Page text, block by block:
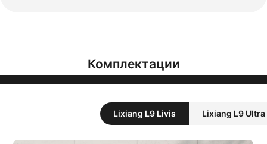
Комплектации
Lixiang L9 Livis Lixiang L9 Ultra